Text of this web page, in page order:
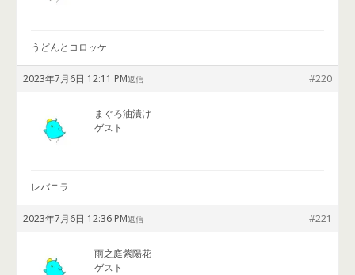
うどんとコロッケ
2023年7月6日 12:11 PM #220
返信
まぐろ油漬け
ゲスト
レバニラ
2023年7月6日 12:36 PM #221
返信
雨之庭紫陽花
ゲスト